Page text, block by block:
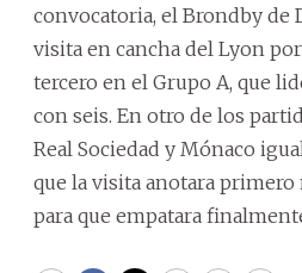
convocatoria, el Brondby de
visita en cancha del Lyon
tercero en el Grupo A, que
con seis. En otro de los
Real Sociedad y Mónaco
que la visita anotara primero
para que empatara